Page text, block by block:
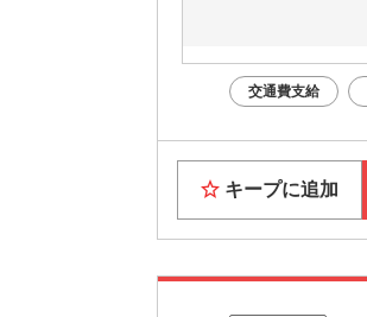
交通費支給
キープに追加